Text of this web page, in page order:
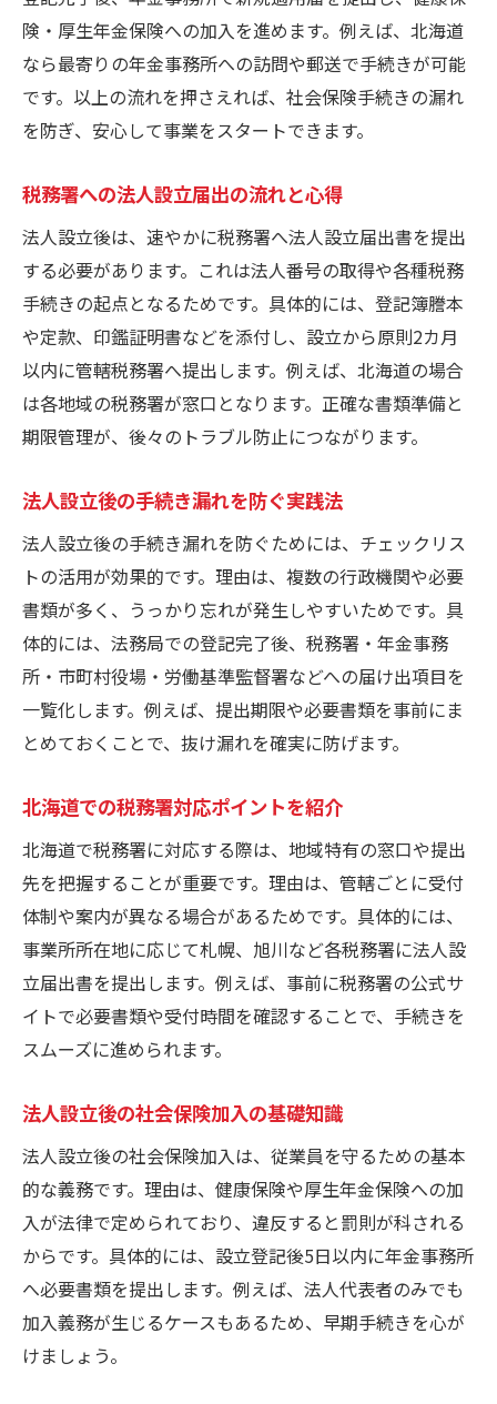
険・厚生年金保険への加入を進めます。例えば、北海道
なら最寄りの年金事務所への訪問や郵送で手続きが可能
です。以上の流れを押さえれば、社会保険手続きの漏れ
を防ぎ、安心して事業をスタートできます。
税務署への法人設立届出の流れと心得
法人設立後は、速やかに税務署へ法人設立届出書を提出
する必要があります。これは法人番号の取得や各種税務
手続きの起点となるためです。具体的には、登記簿謄本
や定款、印鑑証明書などを添付し、設立から原則2カ月
以内に管轄税務署へ提出します。例えば、北海道の場合
は各地域の税務署が窓口となります。正確な書類準備と
期限管理が、後々のトラブル防止につながります。
法人設立後の手続き漏れを防ぐ実践法
法人設立後の手続き漏れを防ぐためには、チェックリス
トの活用が効果的です。理由は、複数の行政機関や必要
書類が多く、うっかり忘れが発生しやすいためです。具
体的には、法務局での登記完了後、税務署・年金事務
所・市町村役場・労働基準監督署などへの届け出項目を
一覧化します。例えば、提出期限や必要書類を事前にま
とめておくことで、抜け漏れを確実に防げます。
北海道での税務署対応ポイントを紹介
北海道で税務署に対応する際は、地域特有の窓口や提出
先を把握することが重要です。理由は、管轄ごとに受付
体制や案内が異なる場合があるためです。具体的には、
事業所所在地に応じて札幌、旭川など各税務署に法人設
立届出書を提出します。例えば、事前に税務署の公式サ
イトで必要書類や受付時間を確認することで、手続きを
スムーズに進められます。
法人設立後の社会保険加入の基礎知識
法人設立後の社会保険加入は、従業員を守るための基本
的な義務です。理由は、健康保険や厚生年金保険への加
入が法律で定められており、違反すると罰則が科される
からです。具体的には、設立登記後5日以内に年金事務所
へ必要書類を提出します。例えば、法人代表者のみでも
加入義務が生じるケースもあるため、早期手続きを心が
けましょう。